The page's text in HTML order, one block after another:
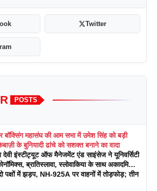
Twitter
POSTS
बॉक्सिंग महासंघ की आम सभा में उमेश सिंह को बड़ी
के बुनियादी ढांचे को सशक्त बनाने का वादा
देवी इंस्टीट्यूट ऑफ मैनेजमेंट एंड साइंसेज ने यूनिवर्सिटी
ब्रातिस्लावा, स्लोवाकिया के साथ अकादमिक
रणनीतियों पर एक दिवसीय कार्यशाला का
पक्षों में झड़प, NH-925A पर वाहनों में तोड़फोड़; तीन